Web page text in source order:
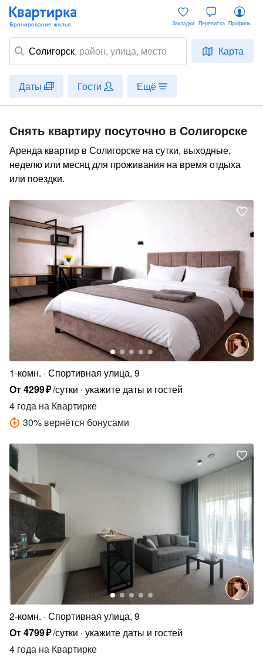
Солигорск, район, улица, место Карта
Закладки Переписка Профиль
Даты Гости Ещё
Снять квартиру посуточно в Солигорске
Аренда квартир в Солигорске на сутки, выходные,
неделю или месяц для проживания на время отдыха
или поездки.
1-комн. Спортивная улица, 9
От4299₽/сутки укажите даты и гостей
4 года на Квартирке
30% вернётся бонусами
2-комн. Спортивная улица, 9
От4799₽/сутки укажите даты и гостей
4 года на Квартирке